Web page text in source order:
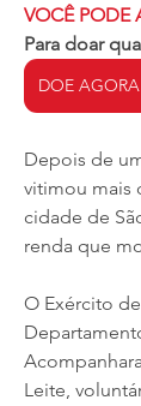
VOCÊ PODE
Para doar
DOE AGORA
Depois de
vitimou mais
cidade de
renda que
O Exército
Leite,